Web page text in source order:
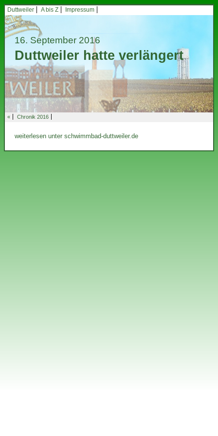
Duttweiler A bis Z Impressum
16. September 2016
Duttweiler hatte verlängert
« Chronik 2016
weiterlesen unter schwimmbad-duttweiler.de